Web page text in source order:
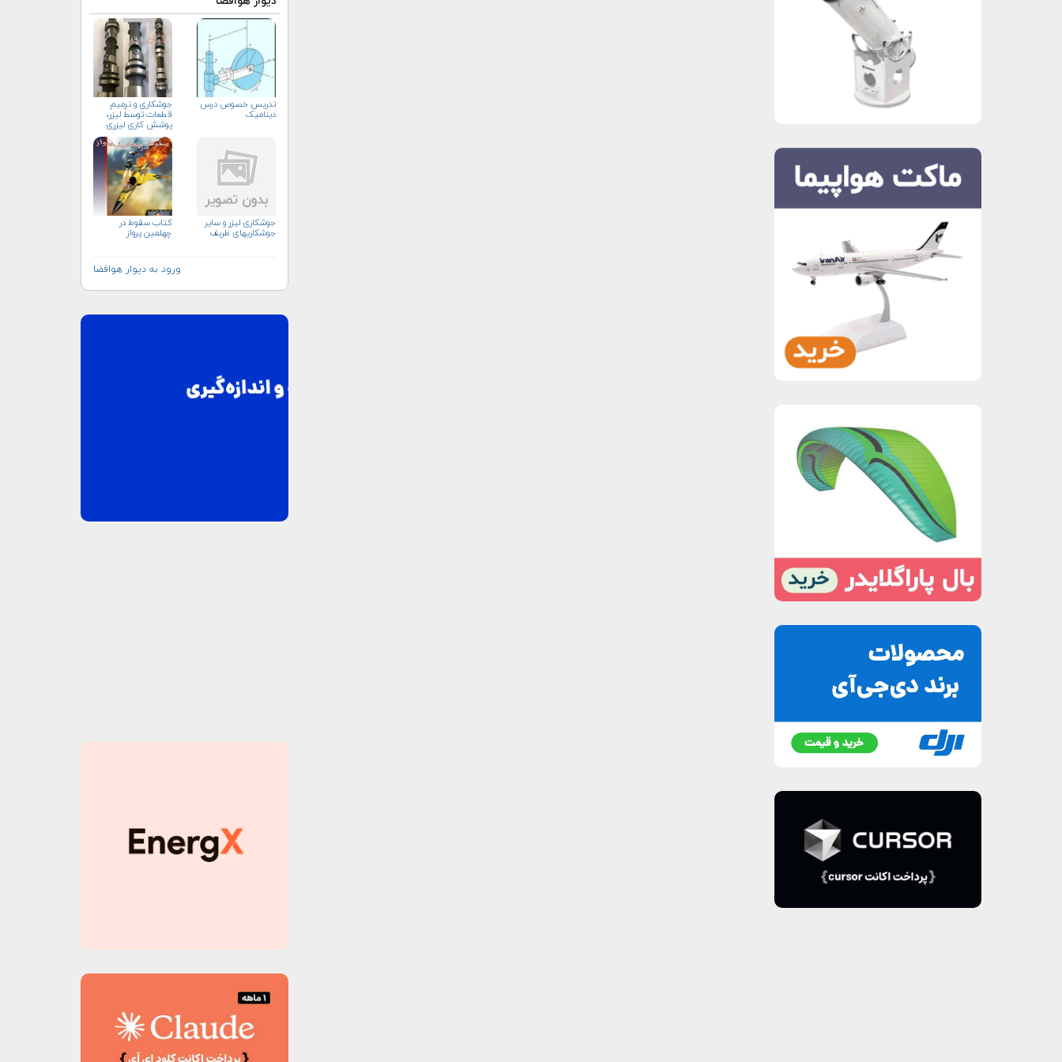
تدریس خصوص درس
دینامیک
جوشکاری و ترمیم
قطعات توسط لیزر،
پوشش کاری لیزری
جوشکاری لیزر و سایر
جوشکاریهای ظریف
كتاب سقوط در
چهلمين پرواز
ورود به دیوار هوافضا